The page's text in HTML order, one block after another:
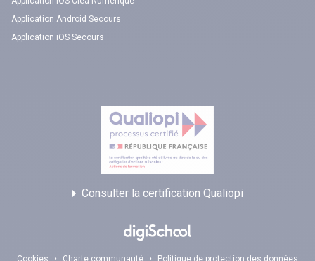
Application Android Secours
Application iOS Secours
Consulter la certification Qualiopi
Cookies • Charte communauté • Politique de protection des données